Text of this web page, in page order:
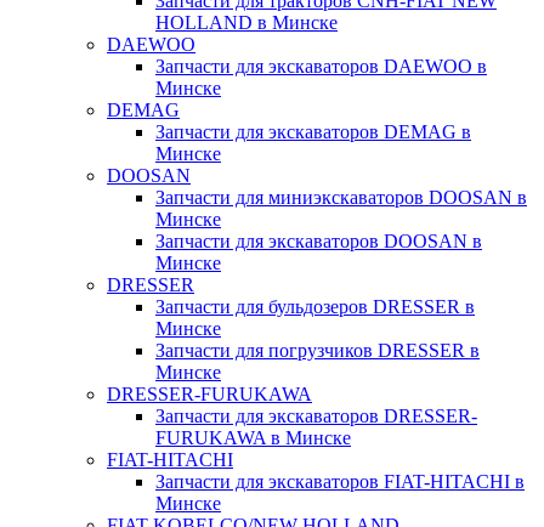
HOLLAND в Минске
DAEWOO
Запчасти для экскаваторов DAEWOO в
Минске
DEMAG
Запчасти для экскаваторов DEMAG в
Минске
DOOSAN
Запчасти для миниэкскаваторов DOOSAN в
Минске
Запчасти для экскаваторов DOOSAN в
Минске
DRESSER
Запчасти для бульдозеров DRESSER в
Минске
Запчасти для погрузчиков DRESSER в
Минске
DRESSER-FURUKAWA
Запчасти для экскаваторов DRESSER-
FURUKAWA в Минске
FIAT-HITACHI
Запчасти для экскаваторов FIAT-HITACHI в
Минске